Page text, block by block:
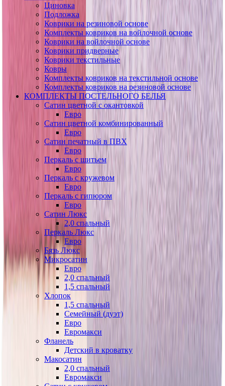
Циновка
Подложка
Коврики на резиновой основе
Комплекты ковриков на войлочной основе
Коврики на войлочной основе
Коврики придверные
Коврики текстильные
Ковры
Комплекты ковриков на текстильной основе
Комплекты ковриков на резиновой основе
КОМПЛЕКТЫ ПОСТЕЛЬНОГО БЕЛЬЯ
Сатин цветной с окантовкой
Евро
Сатин цветной комбинированный
Евро
Сатин печатный в ПВХ
Евро
Перкаль с шитьем
Евро
Перкаль с кружевом
Евро
Перкаль с гипюром
Евро
Сатин Люкс
2,0 спальный
Перкаль Люкс
Евро
Бязь Люкс
Микросатин
Евро
2,0 спальный
1,5 спальный
Хлопок
1,5 спальный
Семейный (дуэт)
Евро
Евромакси
Фланель
Детский в кроватку
Макосатин
2,0 спальный
Евромакси